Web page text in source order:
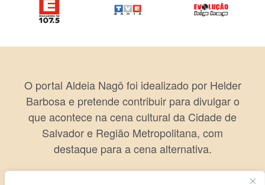
O portal Aldeia Nagô foi idealizado por Helder
Barbosa e pretende contribuir para divulgar o
que acontece na cena cultural da Cidade de
Salvador e Região Metropolitana, com
destaque para a cena alternativa.